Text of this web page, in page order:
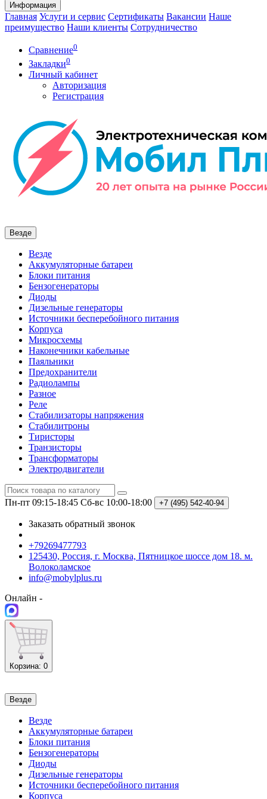
Информация
Главная Услуги и сервис Сертификаты Вакансии Наше
преимущество Наши клиенты Сотрудничество
Сравнение0
Закладки0
Личный кабинет
Авторизация
Регистрация
Везде
Везде
Аккумуляторные батареи
Блоки питания
Бензогенераторы
Диоды
Дизельные генераторы
Источники бесперебойного питания
Корпуса
Микросхемы
Наконечники кабельные
Паяльники
Предохранители
Радиолампы
Разное
Реле
Стабилизаторы напряжения
Стабилитроны
Тиристоры
Транзисторы
Трансформаторы
Электродвигатели
Пн-пт 09:15-18:45 Сб-вс 10:00-18:00 +7 (495) 542-40-94
Заказать обратный звонок
+79269477793
125430, Россия, г. Москва, Пятницкое шоссе дом 18. м.
Волоколамское
info@mobylplus.ru
Онлайн -
Корзина: 0
Везде
Везде
Аккумуляторные батареи
Блоки питания
Бензогенераторы
Диоды
Дизельные генераторы
Источники бесперебойного питания
Корпуса